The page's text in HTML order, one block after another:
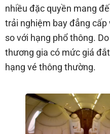
nhiều đặc quyền mang
trải nghiệm bay đẳng
so với hạng phổ thông.
thương gia có mức giá
hạng vé thông thường.